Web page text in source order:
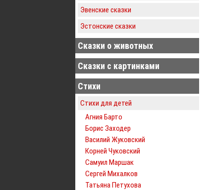
Эвенские сказки
Эстонские сказки
Сказки о животных
Сказки с картинками
Стихи
Стихи для детей
Агния Барто
Борис Заходер
Василий Жуковский
Корней Чуковский
Самуил Маршак
Сергей Михалков
Татьяна Петухова